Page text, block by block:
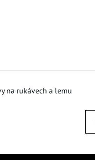
na rukávech a lemu